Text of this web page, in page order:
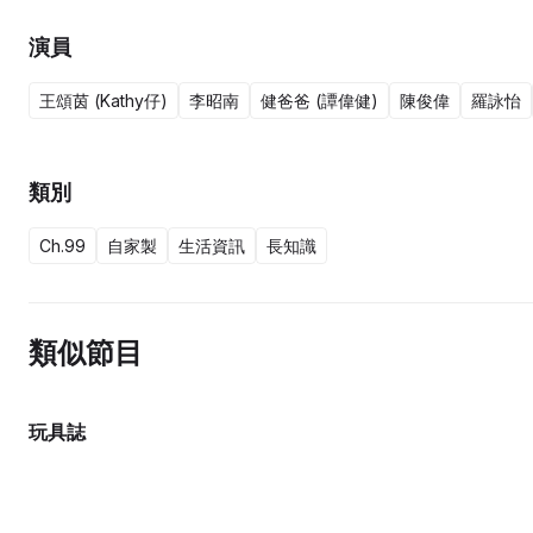
演員
王頌茵 (Kathy仔) 李昭南 健爸爸 (譚偉健) 陳俊偉 羅詠怡
類別
Ch.99 自家製 生活資訊 長知識
類似節目
玩具誌